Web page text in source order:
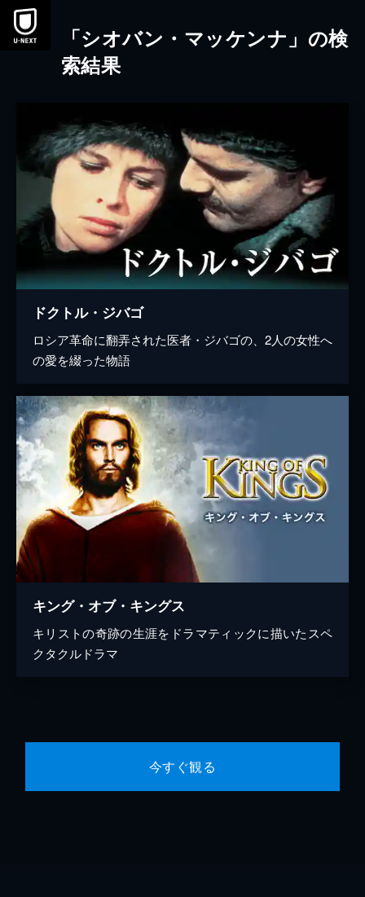
本文へスキップ
「シオバン・マッケンナ」の検
索結果
ドクトル・ジバゴ
ロシア革命に翻弄された医者・ジバゴの、2人の女性へ
の愛を綴った物語
キング・オブ・キングス
キリストの奇跡の生涯をドラマティックに描いたスペ
クタクルドラマ
今すぐ観る